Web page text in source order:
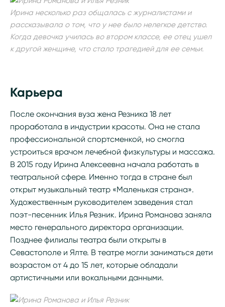
Ирина несколько раз общалась с журналистами и
рассказывала о том, что у нее было нелегкое детство.
Когда девочка училась во втором классе, ее отец ушел
к другой женщине, что стало трагедией для ее семьи.
Карьера
После окончания вуза жена Резника 18 лет
проработала в индустрии красоты. Она не стала
профессиональной спортсменкой, но смогла
устроиться врачом лечебной физкультуры и массажа.
В 2015 году Ирина Алексеевна начала работать в
театральной сфере. Именно тогда в стране был
открыт музыкальный театр «Маленькая страна».
Художественным руководителем заведения стал
поэт-песенник Илья Резник. Ирина Романова заняла
место генерального директора организации.
Позднее филиалы театра были открыты в
Севастополе и Ялте. В театре могли заниматься дети
возрастом от 4 до 15 лет, которые обладали
артистичными или вокальными данными.